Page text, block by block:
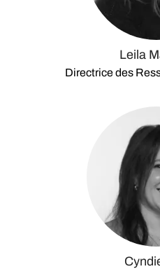
Leila
Directrice des